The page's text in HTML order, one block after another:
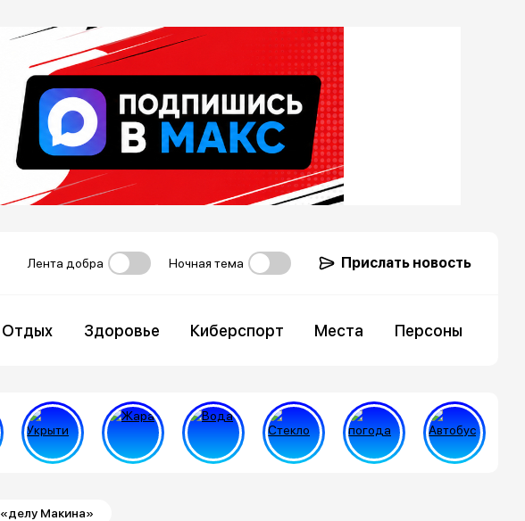
Лента добра Ночная тема Прислать новость
Отдых Здоровье Киберспорт Места Персоны
Макина»